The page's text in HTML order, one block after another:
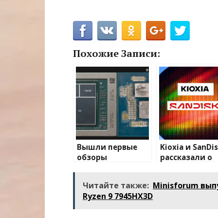
Похожие Записи:
Вышли первые
обзоры
Ryzen AI MAX+ 395
Kioxia и
рассказали о
памяти NAND
Читайте также: Minisforum
Ryzen 9 7945HX3D